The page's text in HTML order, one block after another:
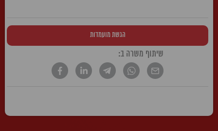
הגשת מועמדות
שיתוף משרה ב: